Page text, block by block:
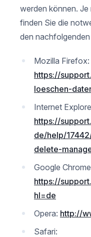
werden können.
finden Sie die
den nachfolgenden
Mozilla Firefox:
https://
loeschen-
Internet
https://
de/help/
delete-
Google
https://
hl=de
Opera: http://
Safari: